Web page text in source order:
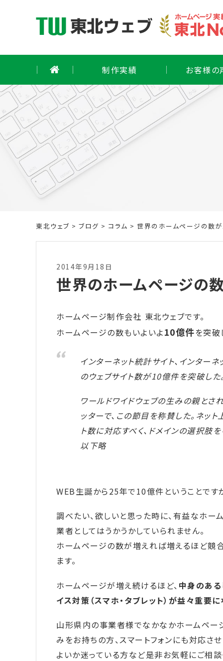
制作実績 お客様の
東北ウェブ > ブログ > コラム > 世界のホームページの数
2014年9月18日
世界のホームページの
ホームページ制作会社 東北ウェブです。
ホームページの数もいよいよ10億件を突破
インターネット統計サイト、インター
のウェブサイト数が10億件を突破し
ワールドワイドウェブの生みの親とさ
ッターで、この節目を称賛した。ネッ
ト数に対応すべく、ドメインの選択
以下略
WEB生誕から25年で10億件ということです
調べたい、欲しいと思った時に、有益なホー
業者としてはうかうかしていられません。
ホームページの数が増えれば増えるほど競
ます。
ホームページが増え続けるほど、 中身のあ
イス対策（スマホ・タブレット）が益々重要に
山形県内の事業者様でなかなかホームペー
みをお持ちの方、スマートフォンにも対応さ
よいか迷っている方など是非お気軽にご相談